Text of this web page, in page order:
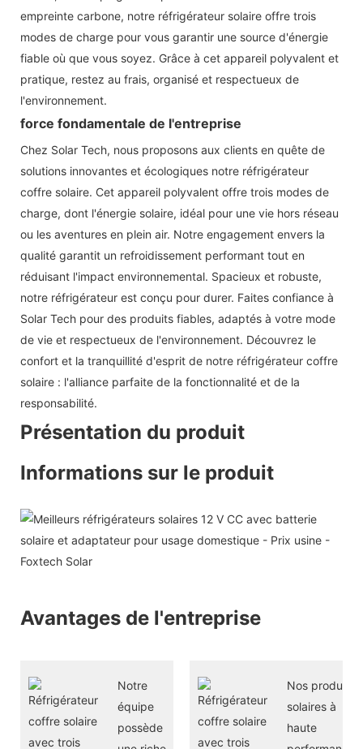
empreinte carbone, notre réfrigérateur solaire offre trois
modes de charge pour vous garantir une source d'énergie
fiable où que vous soyez. Grâce à cet appareil polyvalent et
pratique, restez au frais, organisé et respectueux de
l'environnement.
force fondamentale de l'entreprise
Chez Solar Tech, nous proposons aux clients en quête de
solutions innovantes et écologiques notre réfrigérateur
coffre solaire. Cet appareil polyvalent offre trois modes de
charge, dont l'énergie solaire, idéal pour une vie hors réseau
ou les aventures en plein air. Notre engagement envers la
qualité garantit un refroidissement performant tout en
réduisant l'impact environnemental. Spacieux et robuste,
notre réfrigérateur est conçu pour durer. Faites confiance à
Solar Tech pour des produits fiables, adaptés à votre mode
de vie et respectueux de l'environnement. Découvrez le
confort et la tranquillité d'esprit de notre réfrigérateur coffre
solaire : l'alliance parfaite de la fonctionnalité et de la
responsabilité.
Présentation du produit
Informations sur le produit
Avantages de l'entreprise
Notre
équipe
possède
Nos produits
solaires à
haute